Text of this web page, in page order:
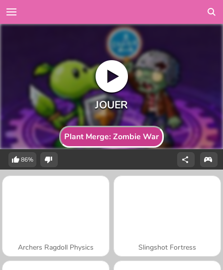
Plant Merge: Zombie War
86%
Archers Ragdoll Physics Slingshot Fortress